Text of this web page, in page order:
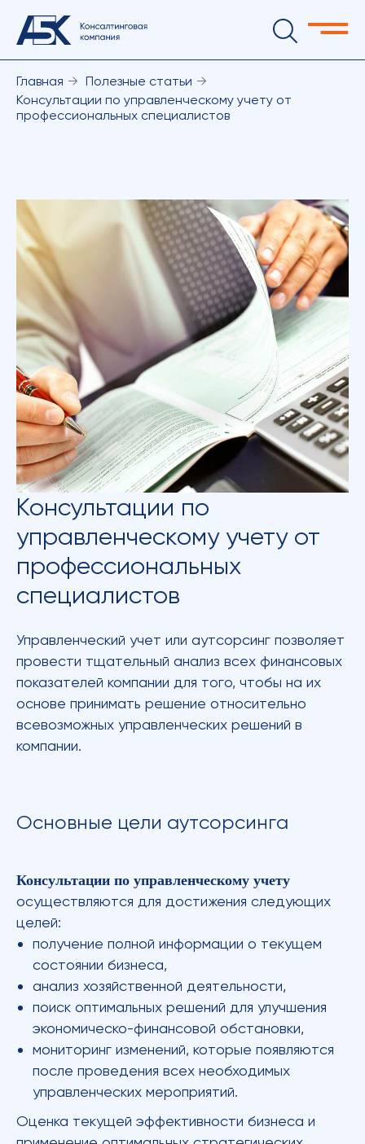
Главная → Полезные статьи →
Консультации по управленческому учету от
профессиональных специалистов
Консультации по
управленческому учету от
профессиональных
специалистов
Управленческий учет или аутсорсинг позволяет
провести тщательный анализ всех финансовых
показателей компании для того, чтобы на их
основе принимать решение относительно
всевозможных управленческих решений в
компании.
Основные цели аутсорсинга
Консультации по управленческому учету
осуществляются для достижения следующих
целей:
получение полной информации о текущем
состоянии бизнеса,
анализ хозяйственной деятельности,
поиск оптимальных решений для улучшения
экономическо-финансовой обстановки,
мониторинг изменений, которые появляются
после проведения всех необходимых
управленческих мероприятий.
Оценка текущей эффективности бизнеса и